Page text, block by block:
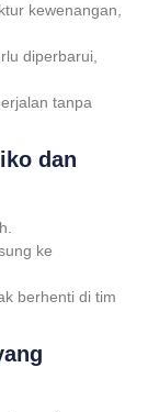
kewenangan,
diperbarui,
tanpa
dan
ke
berhenti di tim